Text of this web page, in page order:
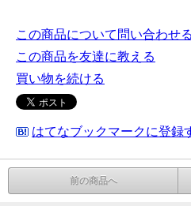
この商品について問い合わせる
この商品を友達に教える
買い物を続ける
はてなブックマークに登録
前の商品へ